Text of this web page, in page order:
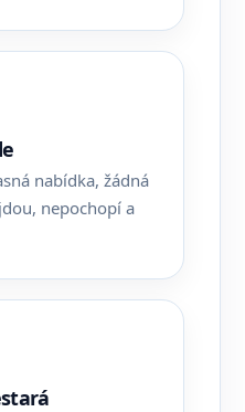
nabídka, žádná
nepochopí a